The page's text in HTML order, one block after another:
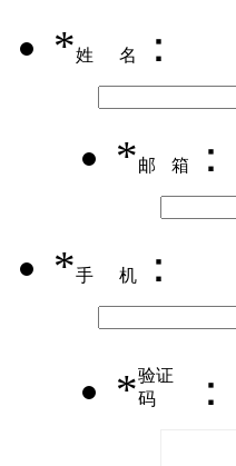
*姓名 ：
*邮箱 ：
*手机 ：
*验证
码
：